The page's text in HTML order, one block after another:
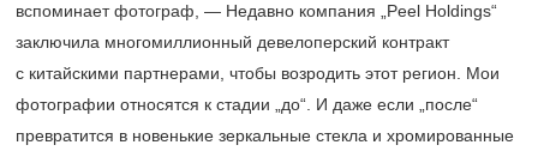
вспоминает фотограф, — Недавно компания „Peel Holdings“
заключила многомиллионный девелоперский контракт
с китайскими партнерами, чтобы возродить этот регион. Мои
фотографии относятся к стадии „до“. И даже если „после“
превратится в новенькие зеркальные стекла и хромированные